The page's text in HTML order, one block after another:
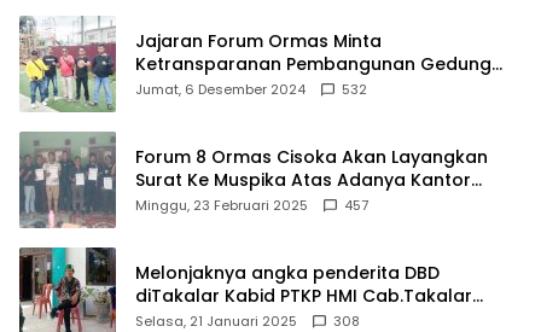
Jajaran Forum Ormas Minta
Ketransparanan Pembangunan Gedung
Damkar Di Kecamatan Cisoka
Jumat, 6 Desember 2024 532
Forum 8 Ormas Cisoka Akan Layangkan
Surat Ke Muspika Atas Adanya Kantor
Matel di Cisoka
Minggu, 23 Februari 2025 457
Melonjaknya angka penderita DBD
diTakalar Kabid PTKP HMI Cab.Takalar
angkat bicara
Selasa, 21 Januari 2025 308